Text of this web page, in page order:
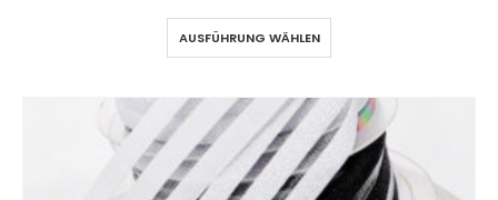
AUSFÜHRUNG WÄHLEN